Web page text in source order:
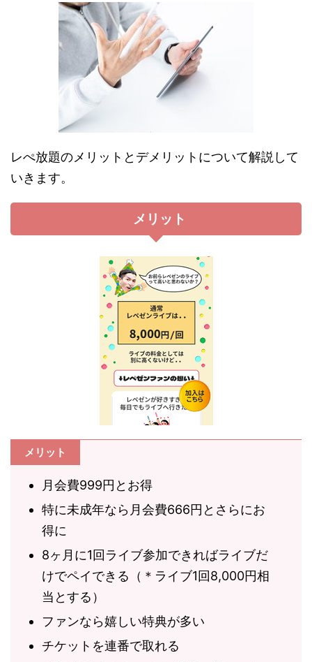
レぺ放題のメリットとデメリットについて解説して
いきます。
メリット
メリット
月会費999円とお得
特に未成年なら月会費666円とさらにお
得に
8ヶ月に1回ライブ参加できればライブだ
けでペイできる（＊ライブ1回8,000円相
当とする）
ファンなら嬉しい特典が多い
チケットを連番で取れる